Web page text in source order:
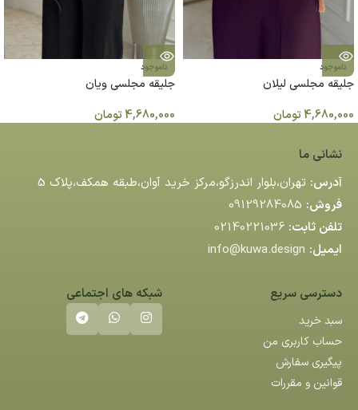
ناموجود
جليقه مجلسی لیلان
4,680,000تومان
ناموجود
جلیقه مجلسی ویان
4,680,000تومان
نشانی ما
آدرس: تهران،بلوار اندرزگو،مركز خريد آوان،طبقه همكف،پلاك 5
فروش: 09129284085
تلفن ثابت: 02140221036
ایمیل: info@kuwa.design
دسترسی سریع
سبد خرید
حساب کاربری من
پیگیری سفارش
قوانین و مقررات
شبکه های اجتماعی